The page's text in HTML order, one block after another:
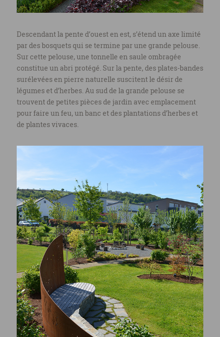
Descendant la pente d’ouest en est, s’étend un axe limité
par des bosquets qui se termine par une grande pelouse.
Sur cette pelouse, une tonnelle en saule ombragée
constitue un abri protégé. Sur la pente, des plates-bandes
surélevées en pierre naturelle suscitent le désir de
légumes et d’herbes. Au sud de la grande pelouse se
trouvent de petites pièces de jardin avec emplacement
pour faire un feu, un banc et des plantations d’herbes et
de plantes vivaces.